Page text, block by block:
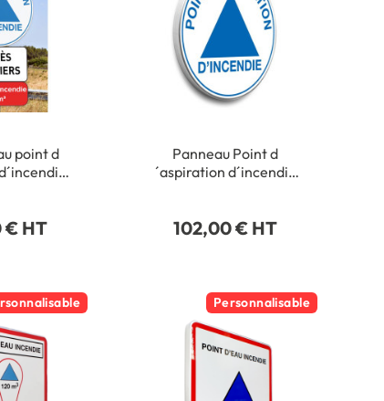
point d
1
€ HT
Panneau Point d
´aspiration d´incendie
102,00 € HT
Personnalisable